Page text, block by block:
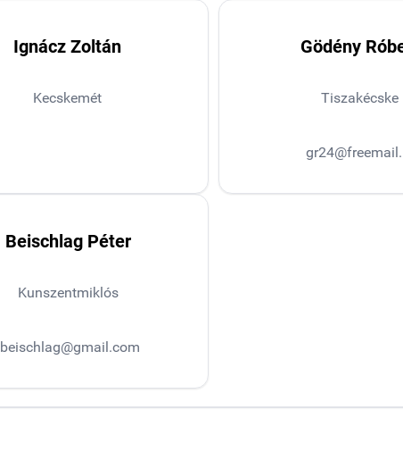
Ignácz Zoltán
Kecskemét
Gödény
Tiszakécske
Beischlag Péter
Kunszentmiklós
beischlag@gmail.com